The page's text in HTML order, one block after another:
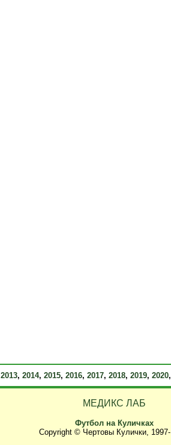
2013, 2014, 2015, 2016, 2017, 2018, 2019, 2020,
МЕДИКС ЛАБ
Футбол на Куличках
Copyright © Чертовы Кулички, 1997-